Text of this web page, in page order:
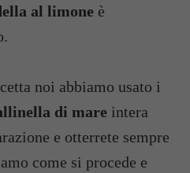
al limone è
noi abbiamo usato i
di mare intera
e otterrete sempre
come si procede e